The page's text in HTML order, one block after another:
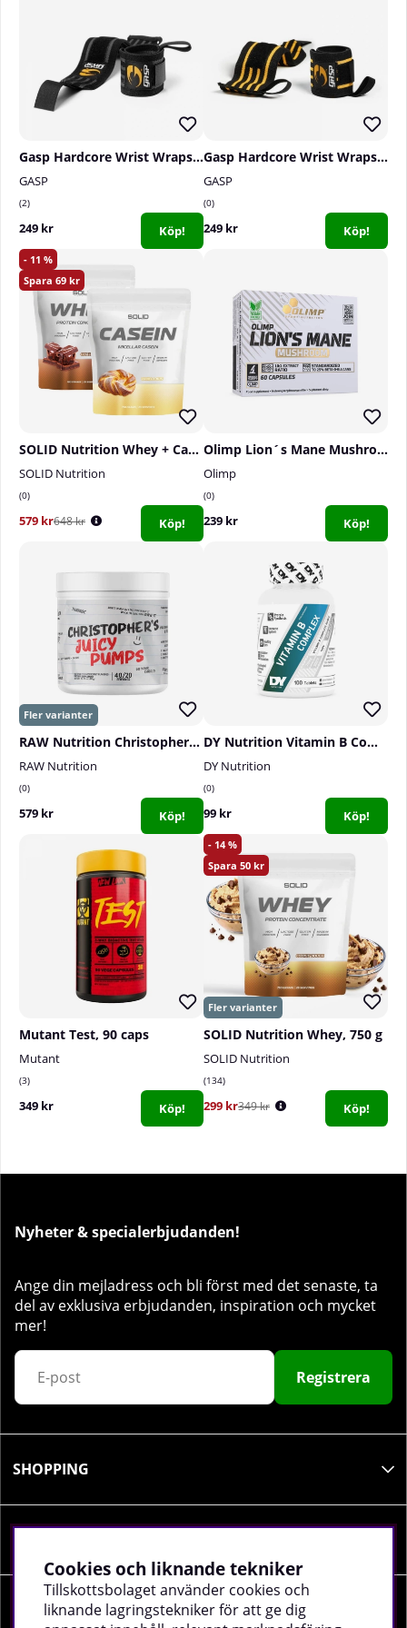
Gasp Hardcore Wrist Wraps, black/grey
GASP
2
249 kr Köp!
Gasp Hardcore Wrist Wraps, black
GASP
0
249 kr Köp!
11
69
SOLID Nutrition Whey + Casein
SOLID Nutrition
0
579 kr648 kr Köp!
Olimp Lion´s Mane Mushroom, 60 caps
Olimp
0
239 kr Köp!
RAW Nutrition Christopher´s Juicy Pumps, 40 serv.
RAW Nutrition
0
579 kr Köp!
DY Nutrition Vitamin B Complex, 100 tabs
DY Nutrition
0
99 kr Köp!
Mutant Test, 90 caps
Mutant
3
349 kr Köp!
14
50
SOLID Nutrition Whey, 750 g
SOLID Nutrition
134
299 kr349 kr Köp!
Nyheter & specialerbjudanden!
Ange din mejladress och bli först med det senaste, ta
del av exklusiva erbjudanden, inspiration och mycket
mer!
Registrera
SHOPPING
SOCIALA MEDIER
Cookies och liknande tekniker
Tillskottsbolaget använder cookies och
liknande lagringstekniker för att ge dig